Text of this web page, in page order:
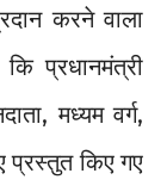
करने वाला
प्रधानमंत्री
मध्यम वर्ग,
प्रस्तुत किए गए